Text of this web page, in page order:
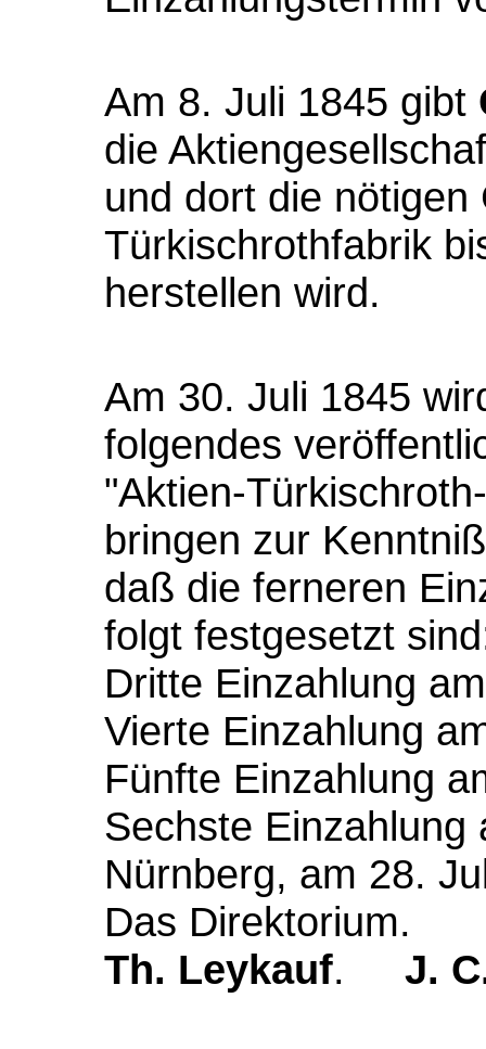
Am 8. Juli 1845 gibt
die
und dort die
Türkischrothfabrik
herstellen wird.
Am 30. Juli 1845
folgendes
"Aktien-
bringen zur
daß die ferneren
folgt festgesetzt
Dritte Einzahlung
Vierte Einzahlung
Fünfte Einzahlung
Sechste
Nürnberg, am 28.
Das Direktorium.
Th. Leykauf. J.